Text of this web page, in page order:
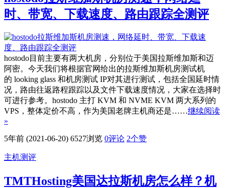
时、带宽、下载速度、路由跟踪全测评
hostodo目前主要有两大机房，分别位于美国拉斯维加斯和迈
阿密。今天我们将根据官网给出的拉斯维加斯机房测试机
的 looking glass 和机房测试 IP对其进行测试，包括全国延时情
况，路由往返路程跟踪以及文件下载速度情况，大家在选择时
可进行参考。hostodo 主打 KVM 和 NVME KVM 两大系列的
VPS，整体定价不高，作为美国老牌主机商还是……继续阅读
»
5年前 (2021-06-20) 6527浏览 0评论 2个赞
主机测评
TMTHosting美国达拉斯机房怎么样？机